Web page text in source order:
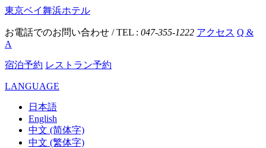
東京ベイ舞浜ホテル
お電話でのお問い合わせ / TEL : 047-355-1222 アクセス Q &
A
宿泊予約 レストラン予約
LANGUAGE
日本語
English
中文 (简体字)
中文 (繁体字)